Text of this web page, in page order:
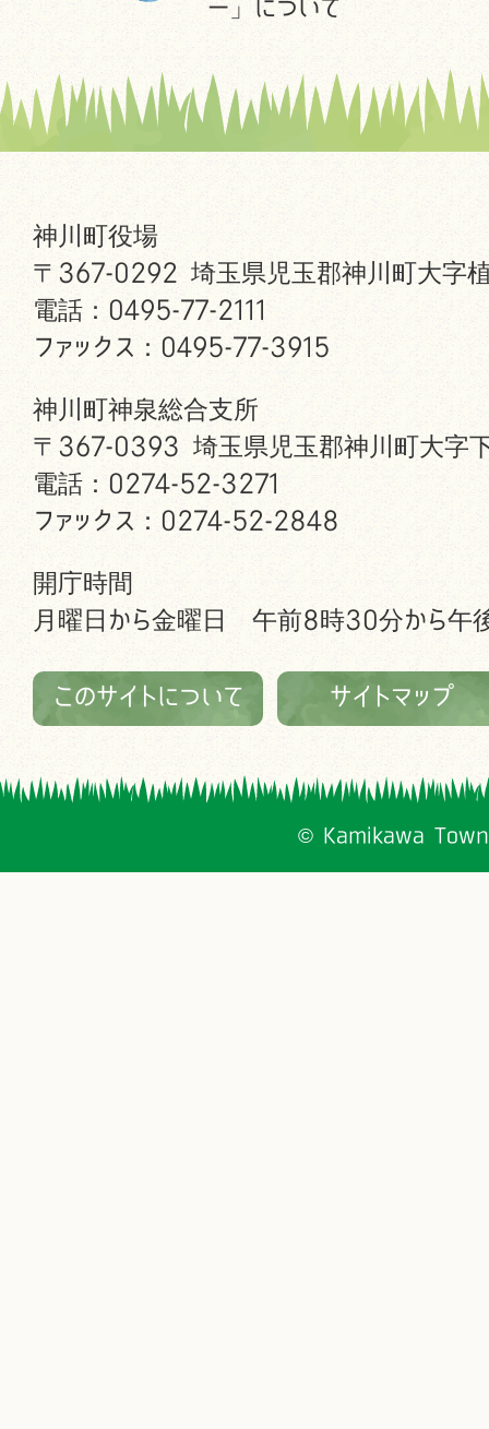
ー」について
神川町役場
〒367-0292 埼玉県児玉郡神川町大字
電話：0495-77-2111
ファックス：0495-77-3915
神川町神泉総合支所
〒367-0393 埼玉県児玉郡神川町大字
電話：0274-52-3271
ファックス：0274-52-2848
開庁時間
月曜日から金曜日 午前8時30分から午
このサイトについて サイトマップ
© Kamikawa Town